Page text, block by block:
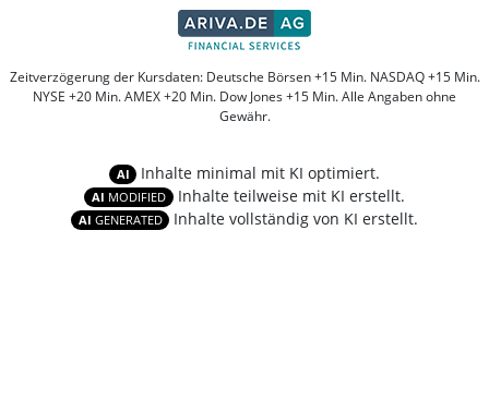
Zeitverzögerung der Kursdaten: Deutsche Börsen +15 Min. NASDAQ +15 Min.
NYSE +20 Min. AMEX +20 Min. Dow Jones +15 Min. Alle Angaben ohne
Gewähr.
AI Inhalte minimal mit KI optimiert.
AI MODIFIED Inhalte teilweise mit KI erstellt.
AI GENERATED Inhalte vollständig von KI erstellt.